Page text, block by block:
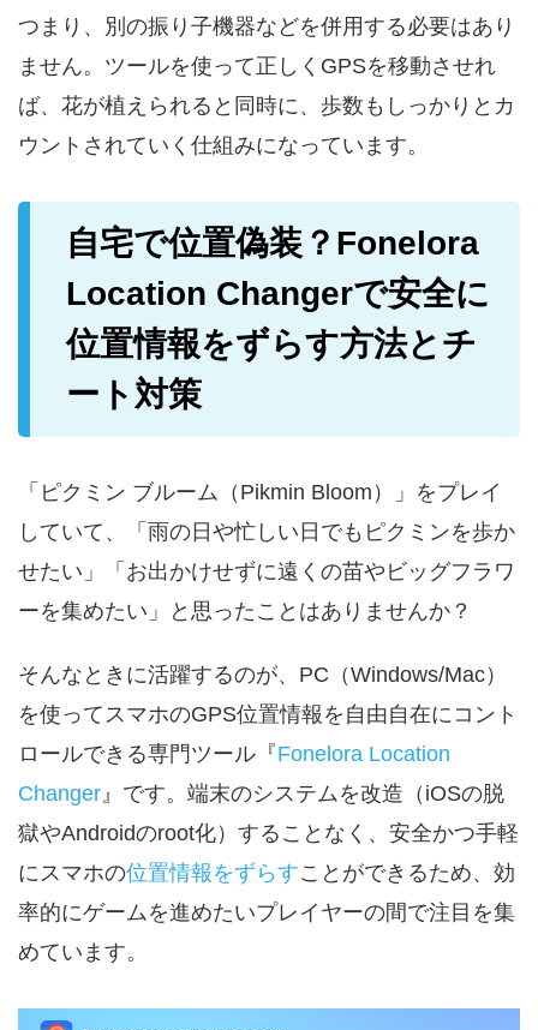
つまり、別の振り子機器などを併用する必要はあり
ません。ツールを使って正しくGPSを移動させれ
ば、花が植えられると同時に、歩数もしっかりとカ
ウントされていく仕組みになっています。
自宅で位置偽装？Fonelora
Location Changerで安全に
位置情報をずらす方法とチ
ート対策
「ピクミン ブルーム（Pikmin Bloom）」をプレイ
していて、「雨の日や忙しい日でもピクミンを歩か
せたい」「お出かけせずに遠くの苗やビッグフラワ
ーを集めたい」と思ったことはありませんか？
そんなときに活躍するのが、PC（Windows/Mac）
を使ってスマホのGPS位置情報を自由自在にコント
ロールできる専門ツール『Fonelora Location
Changer』です。端末のシステムを改造（iOSの脱
獄やAndroidのroot化）することなく、安全かつ手軽
にスマホの位置情報をずらすことができるため、効
率的にゲームを進めたいプレイヤーの間で注目を集
めています。